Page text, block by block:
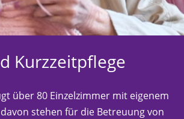
Kurzzeitpflege
über 80 Einzelzimmer mit eigenem
davon stehen für die Betreuung von